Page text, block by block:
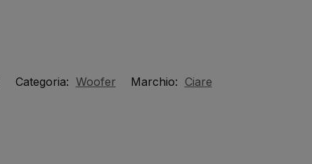
Categoria: Woofer Marchio: Ciare